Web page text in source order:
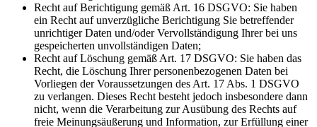
Recht auf Berichtigung gemäß Art. 16 DSGVO: Sie haben
ein Recht auf unverzügliche Berichtigung Sie betreffender
unrichtiger Daten und/oder Vervollständigung Ihrer bei uns
gespeicherten unvollständigen Daten;
Recht auf Löschung gemäß Art. 17 DSGVO: Sie haben das
Recht, die Löschung Ihrer personenbezogenen Daten bei
Vorliegen der Voraussetzungen des Art. 17 Abs. 1 DSGVO
zu verlangen. Dieses Recht besteht jedoch insbesondere dann
nicht, wenn die Verarbeitung zur Ausübung des Rechts auf
freie Meinungsäußerung und Information, zur Erfüllung einer